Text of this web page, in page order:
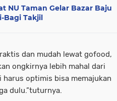
NU Taman Gelar Bazar Baju
Bagi Takjil
dan mudah lewat gofood,
ongkirnya lebih mahal dari
harus optimis bisa memajukan
dulu.”tuturnya.